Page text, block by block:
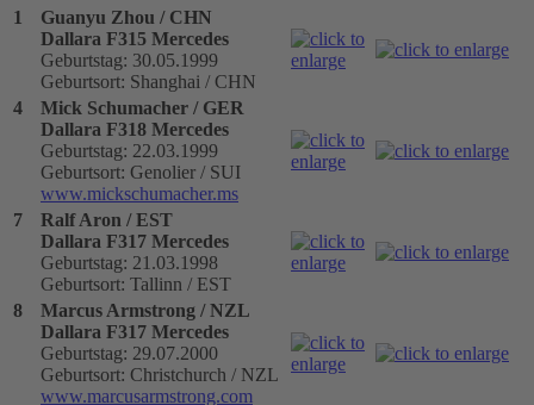
1
Guanyu Zhou / CHN
Dallara F315 Mercedes
Geburtstag: 30.05.1999
Geburtsort: Shanghai / CHN
4
Mick Schumacher / GER
Dallara F318 Mercedes
Geburtstag: 22.03.1999
Geburtsort: Genolier / SUI
www.mickschumacher.ms
7
Ralf Aron / EST
Dallara F317 Mercedes
Geburtstag: 21.03.1998
Geburtsort: Tallinn / EST
8
Marcus Armstrong / NZL
Dallara F317 Mercedes
Geburtstag: 29.07.2000
Geburtsort: Christchurch / NZL
www.marcusarmstrong.com